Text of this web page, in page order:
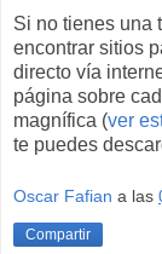
Si no tienes una
encontrar sitios
directo vía
página sobre
magnífica (ver
te puedes
Oscar Fafian a las
Compartir